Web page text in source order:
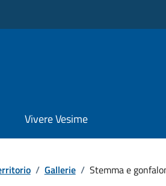
Vivere Vesime
/ Gallerie / Stemma e